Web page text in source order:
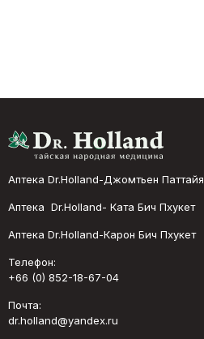
Аптека Dr.Holland-Джомтьен Паттайя
Аптека Dr.Holland- Ката Бич Пхукет
Аптека Dr.Holland-Карон Бич Пхукет
Телефон:
+66 (0) 852-18-67-04
Почта:
dr.holland@yandex.ru